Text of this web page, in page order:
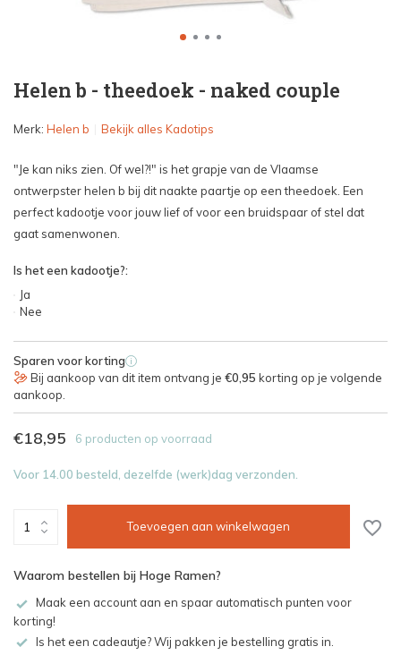
Helen b - theedoek - naked couple
Merk: Helen b Bekijk alles Kadotips
"Je kan niks zien. Of wel?!" is het grapje van de Vlaamse
ontwerpster helen b bij dit naakte paartje op een theedoek. Een
perfect kadootje voor jouw lief of voor een bruidspaar of stel dat
gaat samenwonen.
Is het een kadootje?:
Ja
Nee
Sparen voor korting i
Bij aankoop van dit item ontvang je €0,95 korting op je volgende
aankoop.
€18,95 6 producten op voorraad
Voor 14.00 besteld, dezelfde (werk)dag verzonden.
Toevoegen aan winkelwagen
Waarom bestellen bij Hoge Ramen?
Maak een account aan en spaar automatisch punten voor
korting!
Is het een cadeautje? Wij pakken je bestelling gratis in.